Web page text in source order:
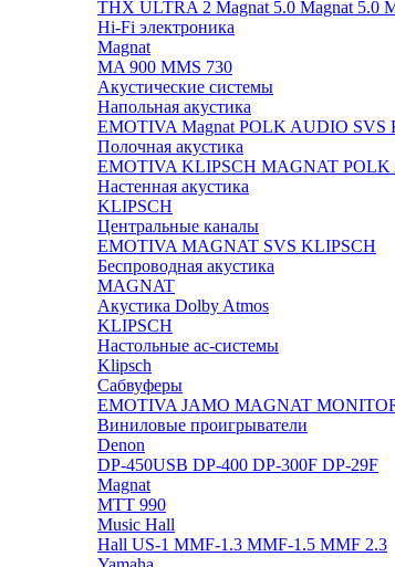
THX ULTRA 2 Magnat 5.0 Magnat 5.0
Hi-Fi электроника
Magnat
MA 900 MMS 730
Акустические системы
Напольная акустика
EMOTIVA Magnat POLK AUDIO SVS
Полочная акустика
EMOTIVA KLIPSCH MAGNAT POLK
Настенная акустика
KLIPSCH
Центральные каналы
EMOTIVA MAGNAT SVS KLIPSCH
Беспроводная акустика
MAGNAT
Акустика Dolby Atmos
KLIPSCH
Настольные ас-системы
Klipsch
Сабвуферы
EMOTIVA JAMO MAGNAT
Виниловые проигрыватели
Denon
DP-450USB DP-400 DP-300F DP-29F
Magnat
MTT 990
Music Hall
Hall US-1 MMF-1.3 MMF-1.5 MMF 2.3